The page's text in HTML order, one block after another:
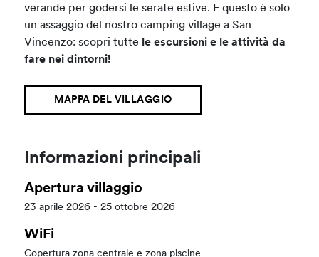
verande per godersi le serate estive. E questo è solo
un assaggio del nostro camping village a San
Vincenzo: scopri tutte le escursioni e le attività da
fare nei dintorni!
MAPPA DEL VILLAGGIO
Informazioni principali
Apertura villaggio
23 aprile 2026 - 25 ottobre 2026
WiFi
Copertura zona centrale e zona piscine